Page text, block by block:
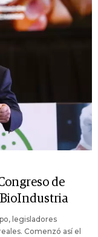
de
legisladores
Comenzó así el